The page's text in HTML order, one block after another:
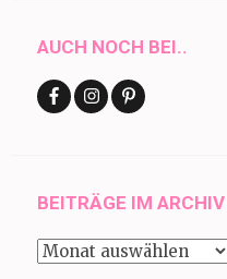
AUCH NOCH BEI..
BEITRÄGE IM ARCHIV
Beiträge